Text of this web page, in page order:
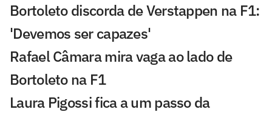
Bortoleto discorda de Verstappen na F1:
'Devemos ser capazes'
Rafael Câmara mira vaga ao lado de
Bortoleto na F1
Laura Pigossi fica a um passo da